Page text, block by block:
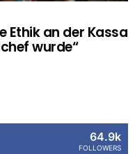
Ethik an der Kassa
wurde“
64.9k
FOLLOWERS